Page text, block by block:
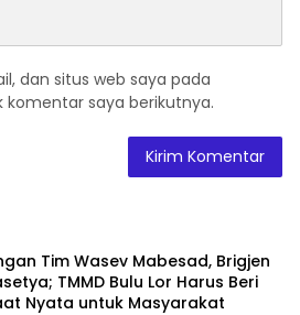
dan situs web saya pada
saya berikutnya.
Tim Wasev Mabesad, Brigjen
TMMD Bulu Lor Harus Beri
Nyata untuk Masyarakat